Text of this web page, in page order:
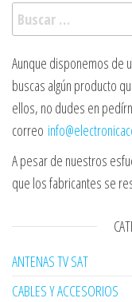
Buscar:
Aunque disponemos de
buscas algún producto
ellos, no dudes en
correo
A pesar de nuestros
que los fabricantes se
ANTENAS TV SAT
CABLES Y ACCESORIOS